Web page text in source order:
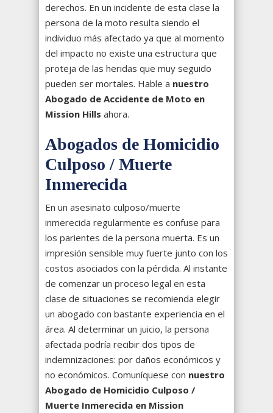
derechos. En un incidente de esta clase la
persona de la moto resulta siendo el
individuo más afectado ya que al momento
del impacto no existe una estructura que
proteja de las heridas que muy seguido
pueden ser mortales. Hable a nuestro
Abogado de Accidente de Moto en
Mission Hills ahora.
Abogados de Homicidio
Culposo / Muerte
Inmerecida
En un asesinato culposo/muerte
inmerecida regularmente es confuse para
los parientes de la persona muerta. Es un
impresión sensible muy fuerte junto con los
costos asociados con la pérdida. Al instante
de comenzar un proceso legal en esta
clase de situaciones se recomienda elegir
un abogado con bastante experiencia en el
área. Al determinar un juicio, la persona
afectada podría recibir dos tipos de
indemnizaciones: por daños económicos y
no económicos. Comuníquese con nuestro
Abogado de Homicidio Culposo /
Muerte Inmerecida en Mission